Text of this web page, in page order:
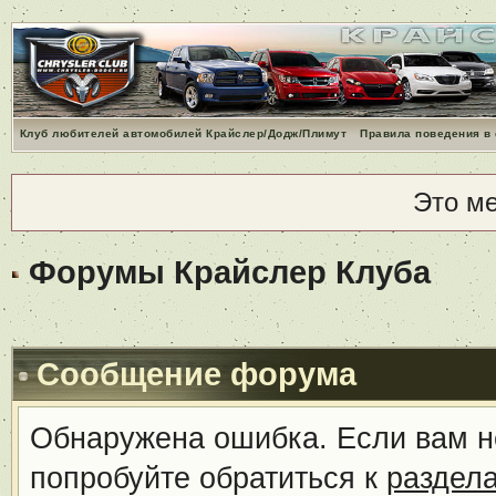
Клуб любителей автомобилей Крайслер/Додж/Плимут Правила поведения
Это
Форумы Крайслер Клуба
Сообщение форума
Обнаружена ошибка. Если вам
попробуйте обратиться к